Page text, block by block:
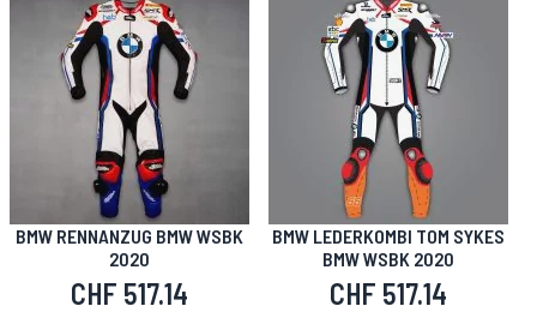
BMW RENNANZUG BMW WSBK
2020
CHF 517.14
BMW LEDERKOMBI TOM SYKES
BMW WSBK 2020
CHF 517.14